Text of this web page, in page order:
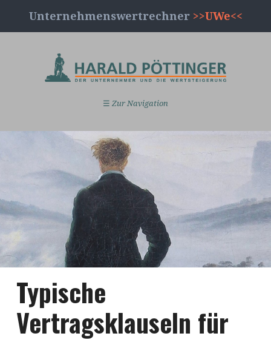
Unternehmenswertrechner >>UWe<<
☰ Zur Navigation
Typische
Vertragsklauseln für